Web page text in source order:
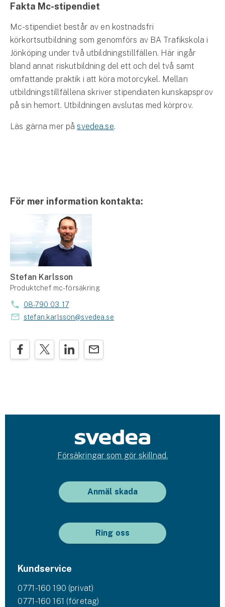
Fakta Mc-stipendiet
Mc-stipendiet består av en kostnadsfri
körkortsutbildning som genomförs av BA Trafikskola i
Jönköping under två utbildningstillfällen. Här ingår
bland annat riskutbildning del ett och del två samt
omfattande praktik i att köra motorcykel. Mellan
utbildningstillfällena skriver stipendiaten kunskapsprov
på sin hemort. Utbildningen avslutas med körprov.
Läs gärna mer påsvedea.se.
För mer information kontakta:
Stefan Karlsson
Produktchef mc-försäkring
08-790 03 17
stefan.karlsson@svedea.se
Försäkringar som gör skillnad.
Anmäl skada
Ring oss
Kundservice
0771-160 190 (privat)
0771-160 161 (företag)